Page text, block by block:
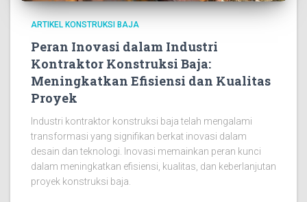
ARTIKEL KONSTRUKSI BAJA
Peran Inovasi dalam Industri
Kontraktor Konstruksi Baja:
Meningkatkan Efisiensi dan Kualitas
Proyek
Industri kontraktor konstruksi baja telah mengalami
transformasi yang signifikan berkat inovasi dalam
desain dan teknologi. Inovasi memainkan peran kunci
dalam meningkatkan efisiensi, kualitas, dan keberlanjutan
proyek konstruksi baja.